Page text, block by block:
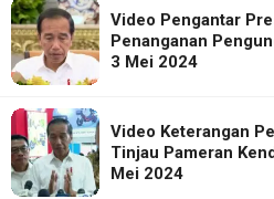
Video Pengantar
Penanganan
3 Mei 2024
Video Keterangan
Tinjau Pameran
Mei 2024